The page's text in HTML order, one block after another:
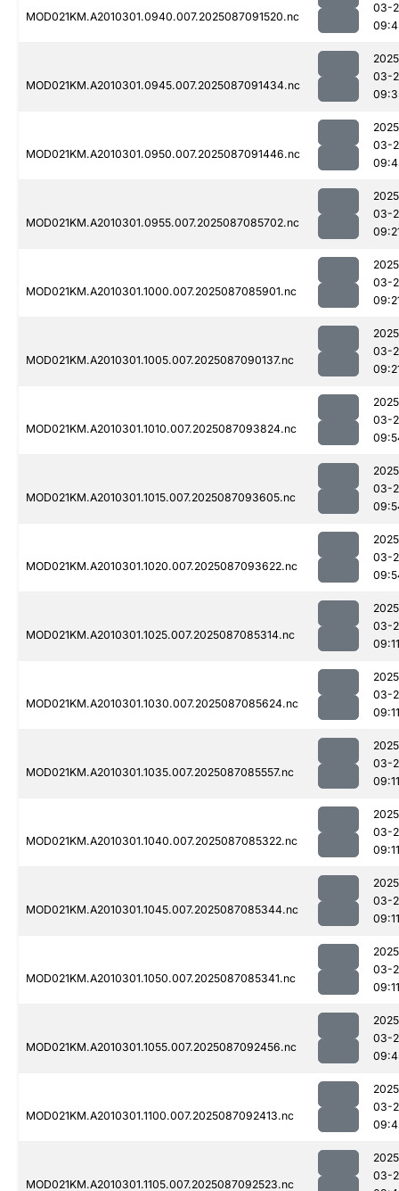
MOD021KM.A2010301.0940.007.2025087091520.nc
03-
MOD021KM.A2010301.0945.007.2025087091434.nc
03-
MOD021KM.A2010301.0950.007.2025087091446.nc
03-
MOD021KM.A2010301.0955.007.2025087085702.nc
03-
MOD021KM.A2010301.1000.007.2025087085901.nc
03-
MOD021KM.A2010301.1005.007.2025087090137.nc
03-
MOD021KM.A2010301.1010.007.2025087093824.nc
03-
MOD021KM.A2010301.1015.007.2025087093605.nc
03-
MOD021KM.A2010301.1020.007.2025087093622.nc
03-
MOD021KM.A2010301.1025.007.2025087085314.nc
03-
09:11
MOD021KM.A2010301.1030.007.2025087085624.nc
03-
09:11
MOD021KM.A2010301.1035.007.2025087085557.nc
03-
09:11
MOD021KM.A2010301.1040.007.2025087085322.nc
03-
09:11
MOD021KM.A2010301.1045.007.2025087085344.nc
03-
09:11
MOD021KM.A2010301.1050.007.2025087085341.nc
03-
09:11
MOD021KM.A2010301.1055.007.2025087092456.nc
03-
MOD021KM.A2010301.1100.007.2025087092413.nc
03-
MOD021KM.A2010301.1105.007.2025087092523.nc
03-